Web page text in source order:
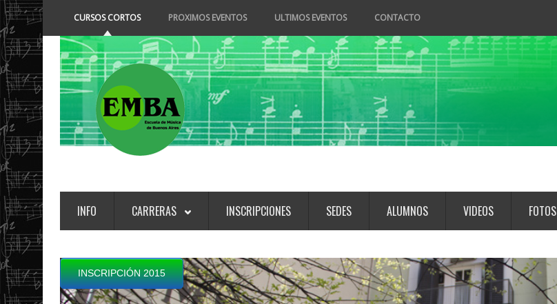
CURSOS CORTOS PROXIMOS EVENTOS ULTIMOS EVENTOS CONTACTO
INFO CARRERAS INSCRIPCIONES SEDES ALUMNOS VIDEOS FOTOS
INSCRIPCIÓN 2015